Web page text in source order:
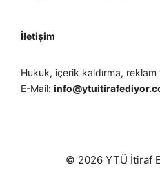
İletişim
Hukuk, içerik kaldırma,
E-Mail:
© 2026 YTÜ İtiraf